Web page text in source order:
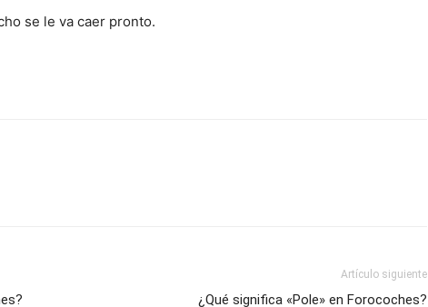
se le va caer pronto.
Artículo siguiente
¿Qué significa «Pole» en Forocoches?